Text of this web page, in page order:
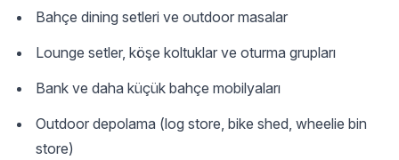
Bahçe dining setleri ve outdoor masalar
Lounge setler, köşe koltuklar ve oturma grupları
Bank ve daha küçük bahçe mobilyaları
Outdoor depolama (log store, bike shed, wheelie bin
store)